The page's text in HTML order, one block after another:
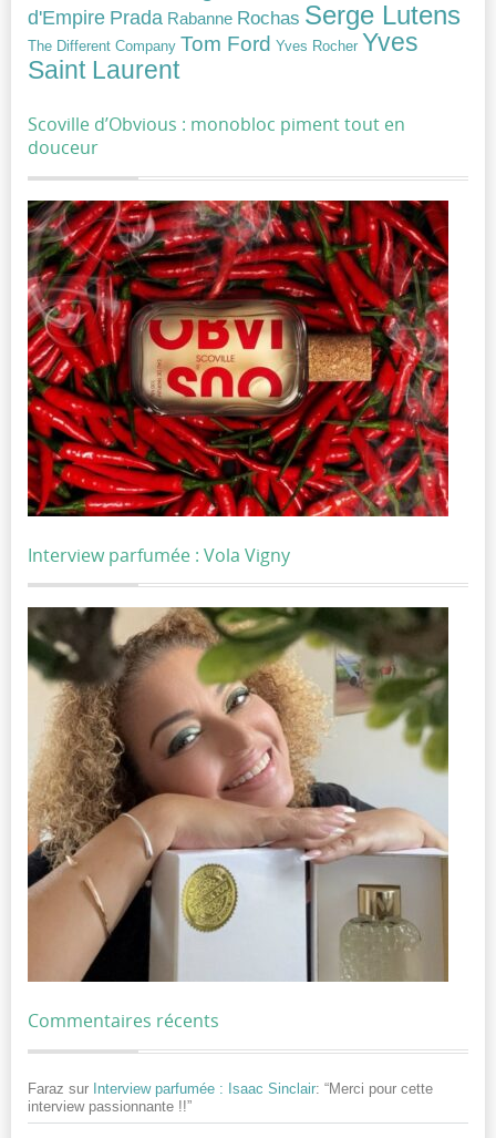
d'Empire Prada Rabanne Rochas Serge Lutens
The Different Company Tom Ford Yves Rocher Yves
Saint Laurent
Scoville d’Obvious : monobloc piment tout en
douceur
Interview parfumée : Vola Vigny
Commentaires récents
Faraz sur Interview parfumée : Isaac Sinclair: “Merci pour cette
interview passionnante !!”